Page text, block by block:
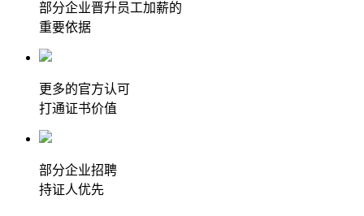
部分企业晋升员工加薪的
重要依据
更多的官方认可
打通证书价值
部分企业招聘
持证人优先